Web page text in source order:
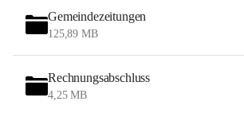
Gemeindezeitungen
125,89 MB
Rechnungsabschluss
4,25 MB